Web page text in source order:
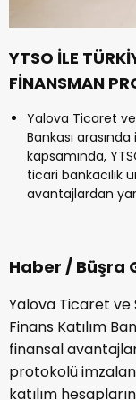
YTSO İLE
FİNANSMAN
Yalova Ticaret ve
Bankası
kapsamında,
ticari bankacılık
avantajlardan
Haber / Büşra
Yalova Ticaret ve
Finans Katılım
finansal
protokolü
katılım